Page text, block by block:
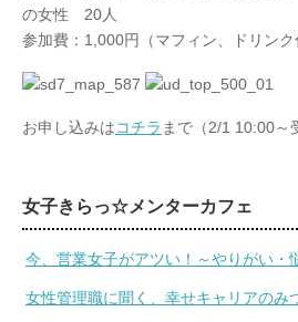
の女性 20人
参加費：1,000円（マフィン、ドリンク
お申し込みはコチラ まで（2/1 10:00～
女子きらっ☆メンターカフェ
今、営業女子がアツい！～やりがい・
女性管理職に聞く、幸せキャリアのみ